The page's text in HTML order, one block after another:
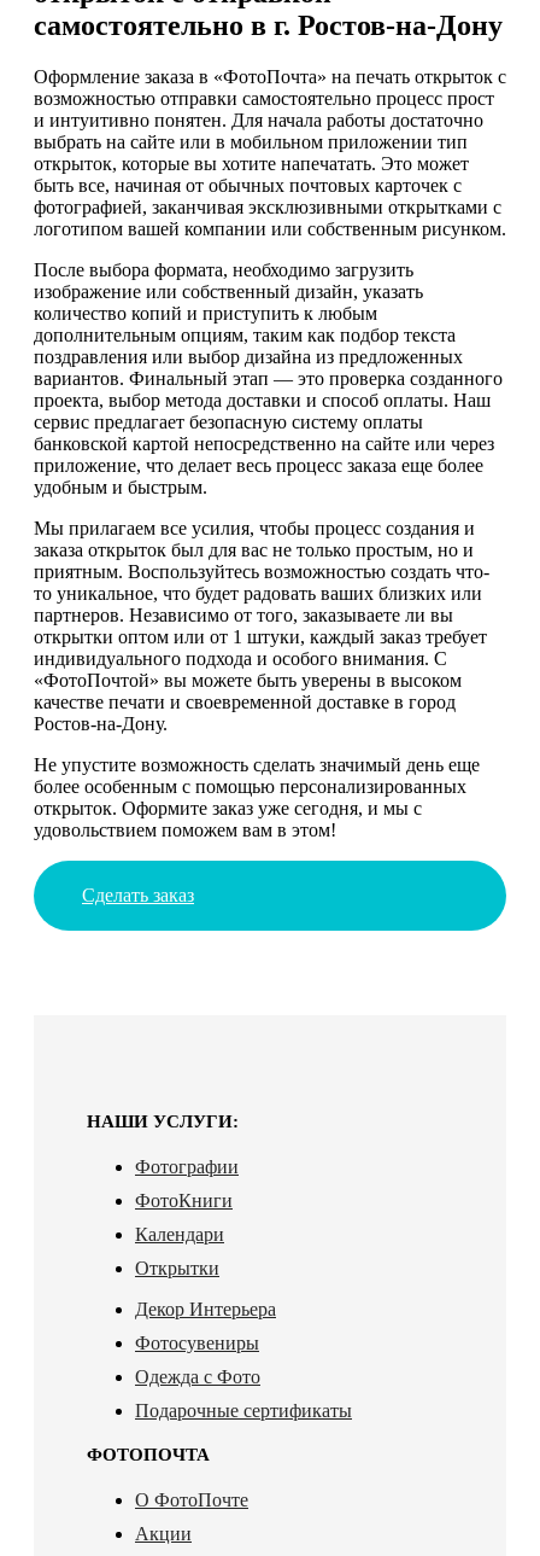
самостоятельно в г. Ростов-на-Дону
Оформление заказа в «ФотоПочта» на печать открыток с
возможностью отправки самостоятельно процесс прост
и интуитивно понятен. Для начала работы достаточно
выбрать на сайте или в мобильном приложении тип
открыток, которые вы хотите напечатать. Это может
быть все, начиная от обычных почтовых карточек с
фотографией, заканчивая эксклюзивными открытками с
логотипом вашей компании или собственным рисунком.
После выбора формата, необходимо загрузить
изображение или собственный дизайн, указать
количество копий и приступить к любым
дополнительным опциям, таким как подбор текста
поздравления или выбор дизайна из предложенных
вариантов. Финальный этап — это проверка созданного
проекта, выбор метода доставки и способ оплаты. Наш
сервис предлагает безопасную систему оплаты
банковской картой непосредственно на сайте или через
приложение, что делает весь процесс заказа еще более
удобным и быстрым.
Мы прилагаем все усилия, чтобы процесс создания и
заказа открыток был для вас не только простым, но и
приятным. Воспользуйтесь возможностью создать что-
то уникальное, что будет радовать ваших близких или
партнеров. Независимо от того, заказываете ли вы
открытки оптом или от 1 штуки, каждый заказ требует
индивидуального подхода и особого внимания. С
«ФотоПочтой» вы можете быть уверены в высоком
качестве печати и своевременной доставке в город
Ростов-на-Дону.
Не упустите возможность сделать значимый день еще
более особенным с помощью персонализированных
открыток. Оформите заказ уже сегодня, и мы с
удовольствием поможем вам в этом!
Сделать заказ
НАШИ УСЛУГИ:
Фотографии
ФотоКниги
Календари
Открытки
Декор Интерьера
Фотосувениры
Одежда с Фото
Подарочные сертификаты
ФОТОПОЧТА
О ФотоПочте
Акции